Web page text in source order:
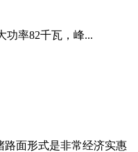
功率82千瓦，峰...
路面形式是非常经济实惠